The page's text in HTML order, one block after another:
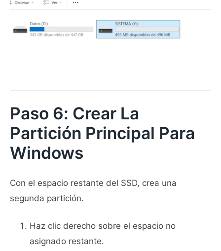
Paso 6: Crear La
Partición Principal Para
Windows
Con el espacio restante del SSD, crea una
segunda partición.
Haz clic derecho sobre el espacio no
asignado restante.